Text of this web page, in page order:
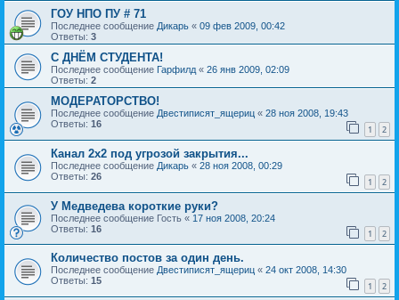
ГОУ НПО ПУ # 71
Последнее сообщение Дикарь « 09 фев 2009, 00:42
Ответы: 3
С ДНЁМ СТУДЕНТА!
Последнее сообщение Гарфилд« 26 янв 2009, 02:09
Ответы: 2
МОДЕРАТОРСТВО!
Последнее сообщение Двестиписят_ящериц « 28 ноя 2008, 19:43
Ответы: 16 1 2
Канал 2х2 под угрозой закрытия...
Последнее сообщение Дикарь « 28 ноя 2008, 00:29
Ответы: 26 1 2
У Медведева короткие руки?
Последнее сообщение Гость « 17 ноя 2008, 20:24
Ответы: 16 1 2
Количество постов за один день.
Последнее сообщение Двестиписят_ящериц « 24 окт 2008, 14:30
Ответы: 15 1 2